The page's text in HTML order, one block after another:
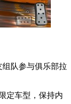
队参与俱乐部拉
定车型，保持内